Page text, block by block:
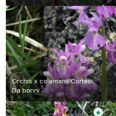
Orchis x colemanii Cortesi
Dabonni